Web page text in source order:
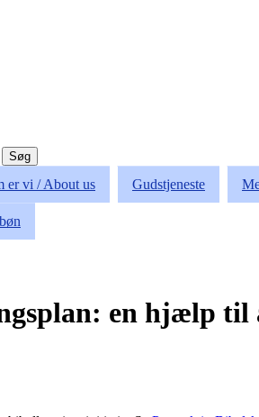
er vi / About us Gudstjeneste
en hjælp til